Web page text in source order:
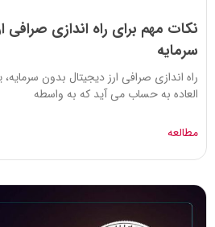
نکات مهم برای راه اندازی صرافی
سرمایه
راه اندازی صرافی ارز دیجیتال بدون
العاده به حساب می آید که به واسطه
مطالعه